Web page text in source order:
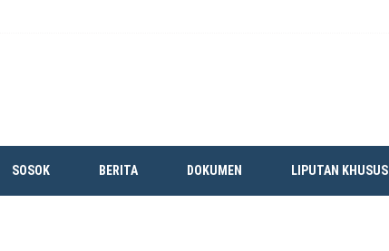
SOSOK BERITA DOKUMEN LIPUTAN KHUSUS